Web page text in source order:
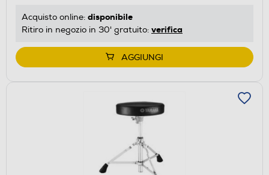
Acquisto online: disponibile
Ritiro in negozio in 30' gratuito: verifica
AGGIUNGI